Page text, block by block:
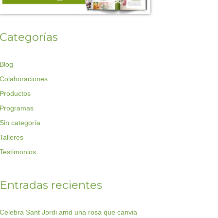
Categorías
Blog
Colaboraciones
Productos
Programas
Sin categoría
Talleres
Testimonios
Entradas recientes
Celebra Sant Jordi amd una rosa que canvia